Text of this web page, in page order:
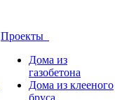
Проекты
Дома из
газобетона
Дома из клееного
бруса